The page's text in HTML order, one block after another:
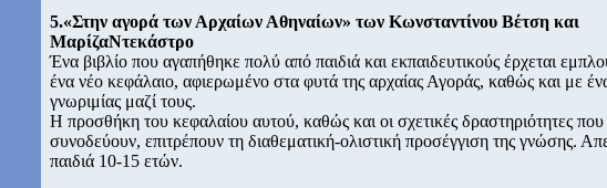
5.«Στην αγορά των Αρχαίων Αθηναίων» των Κωνσταντίνου Βέτση και
ΜαρίζαΝτεκάστρο
Ένα βιβλίο που αγαπήθηκε πολύ από παιδιά και εκπαιδευτικούς έρχεται
ένα νέο κεφάλαιο, αφιερωμένο στα φυτά της αρχαίας Αγοράς, καθώς και με ένα
γνωριμίας μαζί τους.
Η προσθήκη του κεφαλαίου αυτού, καθώς και οι σχετικές δραστηριότητες που
συνοδεύουν, επιτρέπουν τη διαθεματική-ολιστική προσέγγιση της γνώσης.
παιδιά 10-15 ετών.